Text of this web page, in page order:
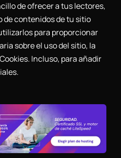
de ofrecer a tus lectores,
de contenidos de tu sitio
para proporcionar
sobre el uso del sitio, la
Incluso, para añadir